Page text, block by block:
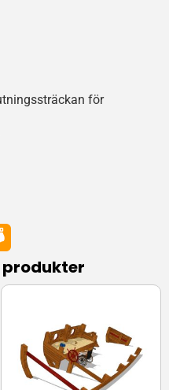
för
produkter